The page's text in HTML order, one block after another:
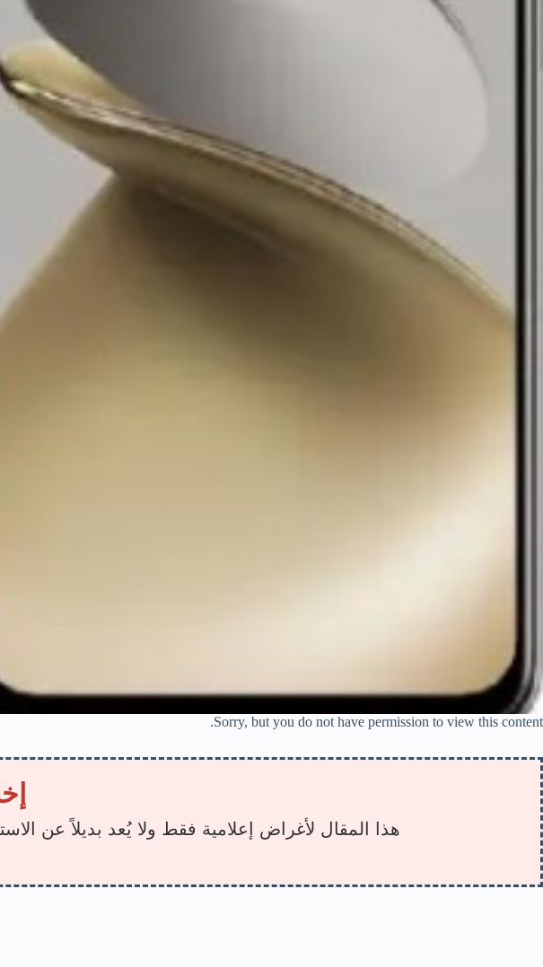
Sorry, but you do not have permission to view this content.
هذا المقال لأغراض إعلامية فقط ولا يُعد بديلاً عن